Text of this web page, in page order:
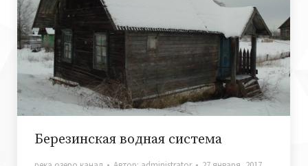
Березинская водная система